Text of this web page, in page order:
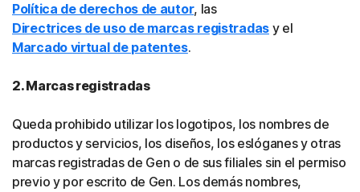
Política de derechos de autor, las
Directrices de uso de marcas registradas y el
Marcado virtual de patentes.
2. Marcas registradas
Queda prohibido utilizar los logotipos, los nombres de
productos y servicios, los diseños, los eslóganes y otras
marcas registradas de Gen o de sus filiales sin el permiso
previo y por escrito de Gen. Los demás nombres,